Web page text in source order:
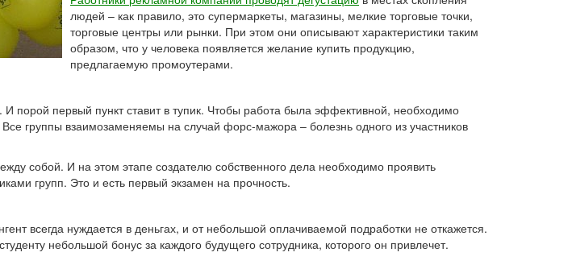
людей – как правило, это супермаркеты, магазины, мелкие торговые точки,
торговые центры или рынки. При этом они описывают характеристики таким
образом, что у человека появляется желание купить продукцию,
предлагаемую промоутерами.
порой первый пункт ставит в тупик. Чтобы работа была эффективной, необходимо
группы взаимозаменяемы на случай форс-мажора – болезнь одного из участников
собой. И на этом этапе создателю собственного дела необходимо проявить
групп. Это и есть первый экзамен на прочность.
всегда нуждается в деньгах, и от небольшой оплачиваемой подработки не откажется.
небольшой бонус за каждого будущего сотрудника, которого он привлечет.